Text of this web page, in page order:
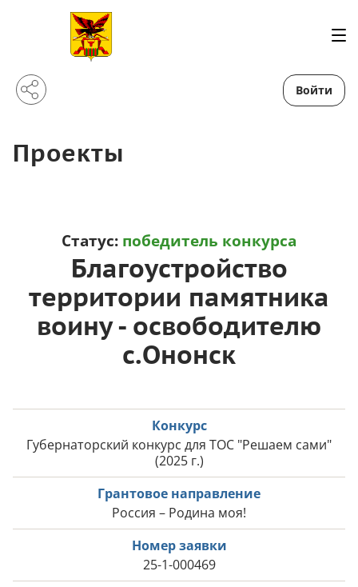
Войти
Проекты
Статус: победитель конкурса
Благоустройство
территории памятника
воину - освободителю
с.Ононск
Конкурс
Губернаторский конкурс для ТОС "Решаем сами"
(2025 г.)
Грантовое направление
Россия – Родина моя!
Номер заявки
25-1-000469